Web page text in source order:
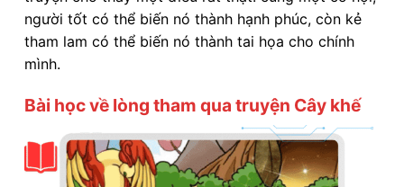
người tốt có thể biến nó thành hạnh phúc, còn kẻ
tham lam có thể biến nó thành tai họa cho chính
mình.
Bài học về lòng tham qua truyện Cây khế